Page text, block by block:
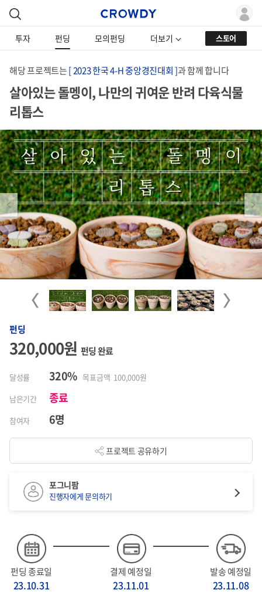
투자 펀딩 모의펀딩 더보기 스토어
해당 프로젝트는[ 2023 한국 4-H 중앙경진대회 ]과 함께 합니다
살아있는 돌멩이, 나만의 귀여운 반려 다육식물
리톱스
Previous Next
Previous Next
펀딩
320,000원 펀딩 완료
달성률 320% 목표금액 100,000원
남은기간
종료
참여자 6명
프로젝트 공유하기
펀딩 종료일
23.10.31
결제 예정일
23.11.01
발송 예정일
23.11.08
포그니팜
진행자에게 문의하기